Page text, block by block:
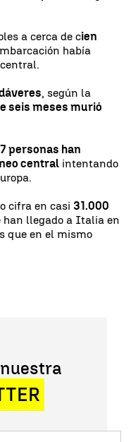
a cerca de cien
había
, según la
seis meses murió
personas han
central intentando
cifra en casi 31.000
han llegado a Italia en
que en el mismo